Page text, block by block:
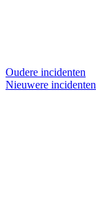
Oudere incidenten
Nieuwere incidenten